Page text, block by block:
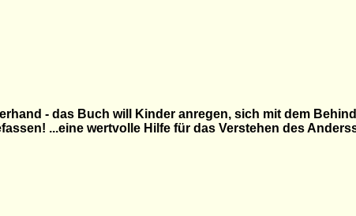
- das Buch will Kinder anregen, sich mit dem
...eine wertvolle Hilfe für das Verstehen des